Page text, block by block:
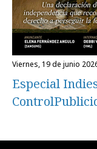
viernes, 19 de junio
Especial